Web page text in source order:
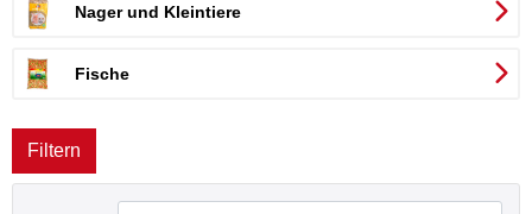
Nager und Kleintiere
Fische
Filtern